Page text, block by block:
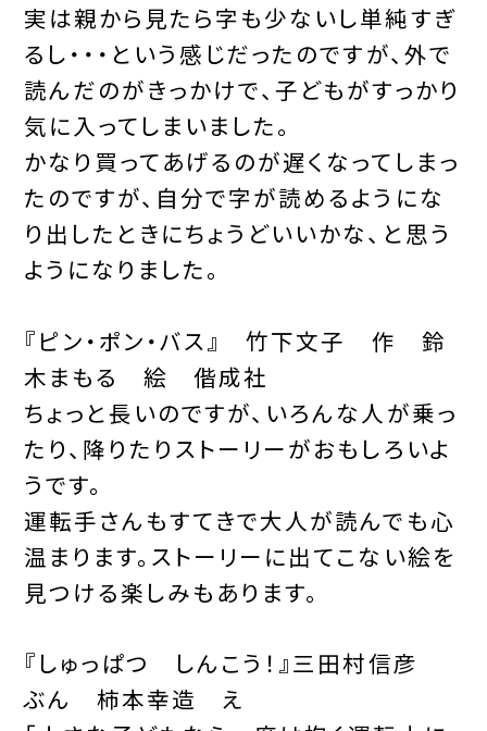
実は親から見たら字も少ないし単純すぎ
るし・・・という感じだったのですが、外で
読んだのがきっかけで、子どもがすっかり
気に入ってしまいました。
かなり買ってあげるのが遅くなってしまっ
たのですが、自分で字が読めるようにな
り出したときにちょうどいいかな、と思う
ようになりました。
『ピン・ポン・バス』 竹下文子 作 鈴
木まもる 絵 偕成社
ちょっと長いのですが、いろんな人が乗っ
たり、降りたりストーリーがおもしろいよ
うです。
運転手さんもすてきで大人が読んでも心
温まります。ストーリーに出てこない絵を
見つける楽しみもあります。
『しゅっぱつ しんこう！』三田村信彦
ぶん 柿本幸造 え